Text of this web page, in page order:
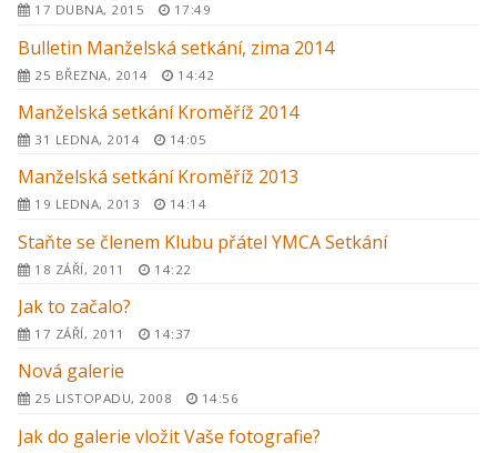
17 DUBNA, 2015 17:49
Bulletin Manželská setkání, zima 2014
25 BŘEZNA, 2014 14:42
Manželská setkání Kroměříž 2014
31 LEDNA, 2014 14:05
Manželská setkání Kroměříž 2013
19 LEDNA, 2013 14:14
Staňte se členem Klubu přátel YMCA Setkání
18 ZÁŘÍ, 2011 14:22
Jak to začalo?
17 ZÁŘÍ, 2011 14:37
Nová galerie
25 LISTOPADU, 2008 14:56
Jak do galerie vložit Vaše fotografie?